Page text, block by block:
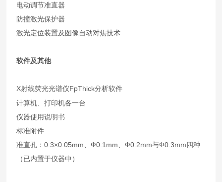
电动调节准直器
防撞激光保护器
激光定位装置及图像自动对焦技术
软件及其他
X射线荧光光谱仪FpThick分析软件
计算机、打印机各一台
仪器使用说明书
标准附件
准直孔：0.3×0.05mm 、Ф0.1mm 、Ф0.2mm与Ф0.3mm四种
（已内置于仪器中）